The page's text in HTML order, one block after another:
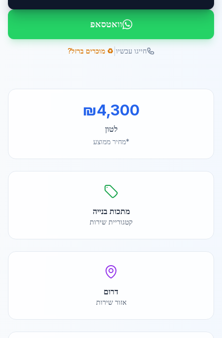
וואטסאפ
חייגו עכשיו ♻️ מוכרים ברזל?
₪4,300
לטון
*מחיר ממוצע
מתכות בנייה
קטגוריית שירות
דרום
אזור שירות